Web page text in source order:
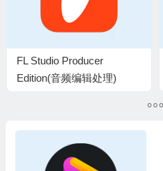
FL Studio Producer
Edition(音频编辑处理)